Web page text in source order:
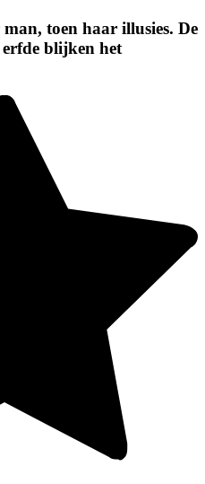
toen haar illusies. De
erfde blijken het